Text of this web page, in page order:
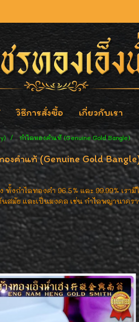
วิธีการสั่งซื้อ เกี่ยวกับเรา
กำไลทองคำแท้ (Genuine Gold Bangle)
องคำแท้ (Genuine Gold
งกำไลทองคำ 96.5% และ 99.99% เ
ย และเป็นมงคล เช่น กำไลพญานาคร